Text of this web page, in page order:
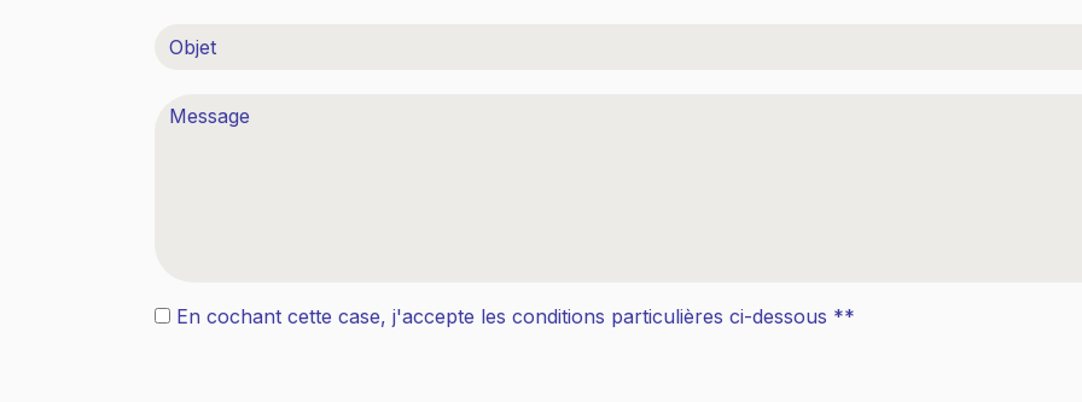
En cochant cette case, j'accepte les conditions particulières ci-dessous **